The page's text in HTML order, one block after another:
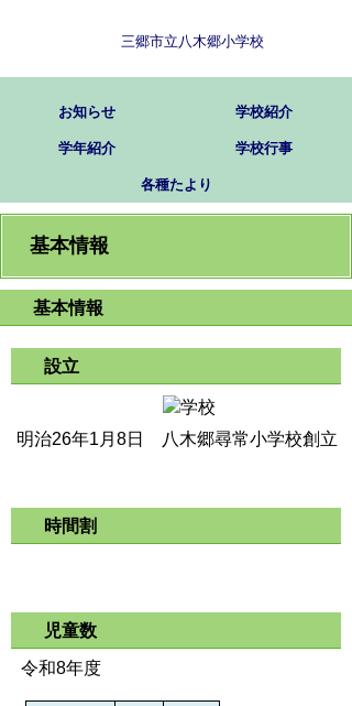
三郷市立八木郷小学校
お知らせ 学校紹介
学年紹介 学校行事
各種たより
基本情報
基本情報
設立
明治26年1月8日 八木郷尋常小学校創立
時間割
児童数
令和8年度